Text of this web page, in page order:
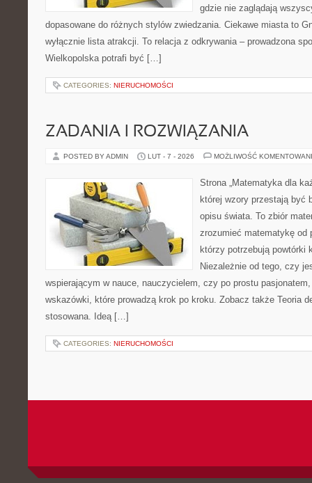
gdzie nie zaglądają
dopasowane do różnych stylów zwiedzania. Ciekawe miasta to
wyłącznie lista atrakcji. To relacja z odkrywania – prowadzona
Wielkopolska potrafi być […]
CATEGORIES: NIERUCHOMOŚCI
ZADANIA I ROZWIĄZANIA
POSTED BY ADMIN LUT - 7 - 2026 MOŻLIWOŚĆ
Strona „Matematyka dla
której wzory przestają być
opisu świata. To zbiór
zrozumieć matematykę od
którzy potrzebują powtórki
Niezależnie od tego, czy
wspierającym w nauce, nauczycielem, czy po prostu
wskazówki, które prowadzą krok po kroku. Zobacz także Teoria
stosowana. Ideą […]
CATEGORIES: NIERUCHOMOŚCI